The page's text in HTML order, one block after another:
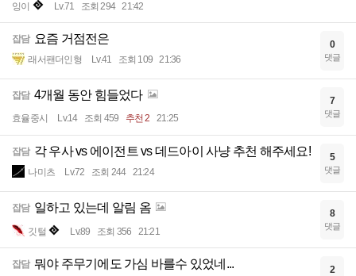
잉이 Lv.71 조회 294 21:42
잡담 요즘 거점전은
래서팬더인형 Lv.41 조회 109 21:36
0
댓글
잡담 4개월 동안 힘들었다
효율중시 Lv.14 조회 459 추천 2 21:25
7
댓글
잡담 각 우사 vs 에이전트 vs 데드아이 사냥 추천 해주세요!
나미츠 Lv.72 조회 244 21:24
5
댓글
잡담 일하고 있는데 알림 옴
깃털 Lv.89 조회 356 21:21
8
댓글
잡담 뭐야 주무기에도 가심 바를수 있었네... 2